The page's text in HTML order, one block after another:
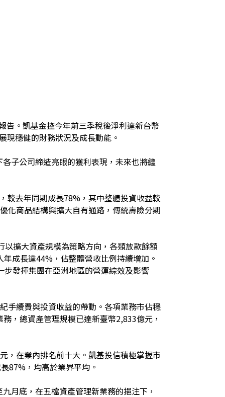
告。凱基金控今年前三季稅後淨利達新台幣
現穩健的財務狀況及成長動能。
子公司締造亮眼的獲利表現，未來也將繼
較去年同期成長78%，其中整體投資收益較
化商品結構與擴大自有通路，傳統壽險分期
擴大資產規模為策略方向，各類放款餘額
成長達44%，佔整體營收比例持續增加。
發揮集團在亞洲地區的營運綜效及影響
手續費與投資收益的帶動。各項業務市佔穩
，總資產管理規模已達新臺幣2,833億元，
，在業內排名前十大。凱基投信積極掌握市
87%，均高於業界平均。
月底，在五檔資產管理新業務的挹注下，